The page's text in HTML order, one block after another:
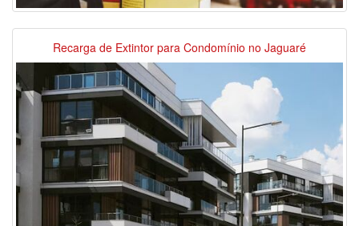
Recarga de Extintor para Condomínio no Jaguaré